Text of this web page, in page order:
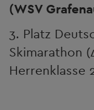
(WSV
3. Platz
Skimarathon
Herrenklasse